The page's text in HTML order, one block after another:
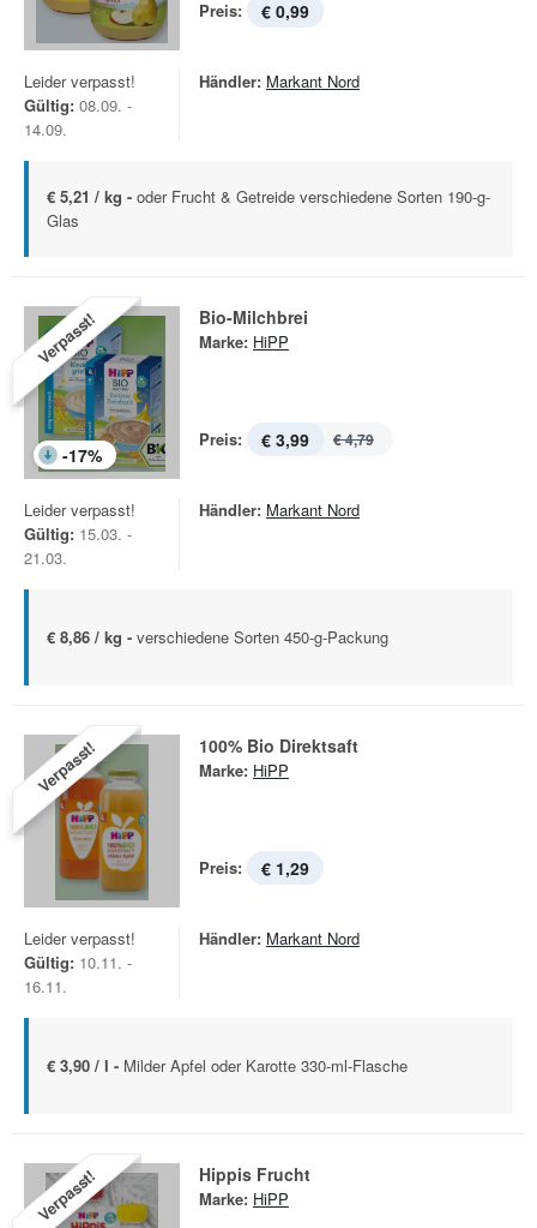
Preis: € 0,99
Leider verpasst!
Gültig: 08.09. -
14.09.
Händler: Markant Nord
€ 5,21 / kg - oder Frucht & Getreide verschiedene Sorten 190-g-
Glas
Verpasst!
-17%
Bio-Milchbrei
Marke: HiPP
Preis: € 3,99 € 4,79
Leider verpasst!
Gültig: 15.03. -
21.03.
Händler: Markant Nord
€ 8,86 / kg - verschiedene Sorten 450-g-Packung
Verpasst! 100% Bio Direktsaft
Marke: HiPP
Preis: € 1,29
Leider verpasst!
Gültig: 10.11. -
16.11.
Händler: Markant Nord
€ 3,90 / l - Milder Apfel oder Karotte 330-ml-Flasche
Verpasst! Hippis Frucht
Marke: HiPP